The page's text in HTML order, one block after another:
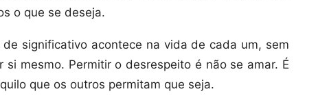
o que se deseja.
significativo acontece na vida de cada um, sem
mesmo. Permitir o desrespeito é não se amar. É
que os outros permitam que seja.